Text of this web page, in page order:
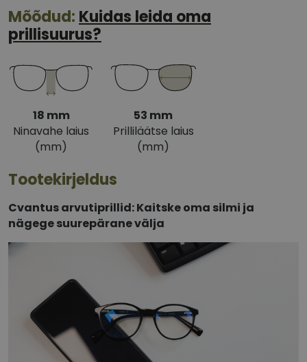
Mõõdud: Kuidas leida oma
prillisuurus?
18 mm
Ninavahe laius
(mm)
53 mm
Prilliläätse laius
(mm)
Tootekirjeldus
Cvantus arvutiprillid: Kaitske oma silmi ja
nägege suurepärane välja